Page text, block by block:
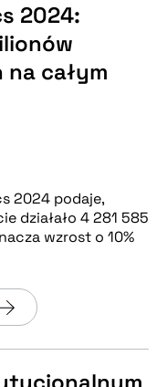
2024:
całym
2024 podaje,
działało 4 281 585
wzrost o 10%